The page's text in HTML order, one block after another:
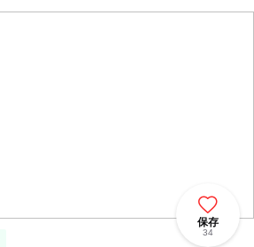
保存
34